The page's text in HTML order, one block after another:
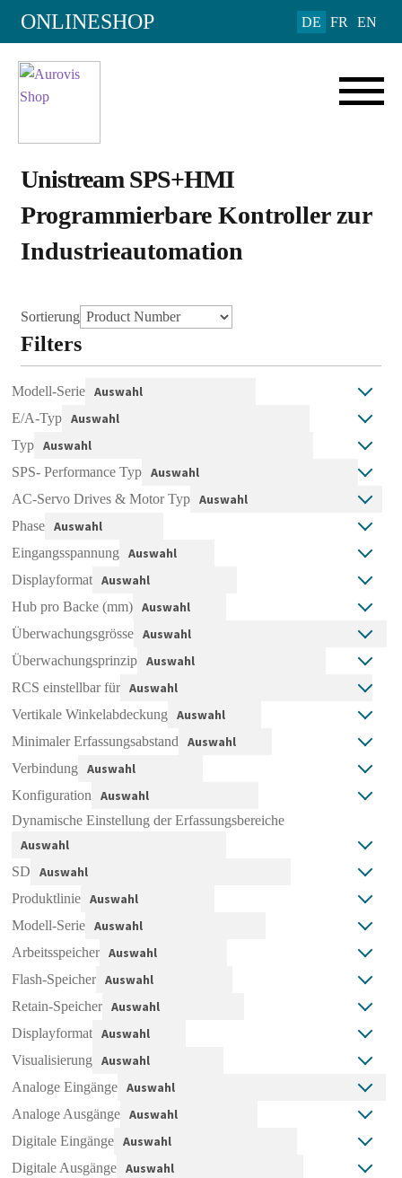
ONLINESHOP DE FR EN
Unistream SPS+HMI
Programmierbare Kontroller zur
Industrieautomation
Sortierung
Filters
Modell-Serie
E/A-Typ
Typ
SPS- Performance Typ
AC-Servo Drives & Motor Typ
Phase
Eingangsspannung
Displayformat
Hub pro Backe (mm)
Überwachungsgrösse
Überwachungsprinzip
RCS einstellbar für
Vertikale Winkelabdeckung
Minimaler Erfassungsabstand
Verbindung
Konfiguration
Dynamische Einstellung der Erfassungsbereiche
SD
Produktlinie
Modell-Serie
Arbeitsspeicher
Flash-Speicher
Retain-Speicher
Displayformat
Visualisierung
Analoge Eingänge
Analoge Ausgänge
Digitale Eingänge
Digitale Ausgänge